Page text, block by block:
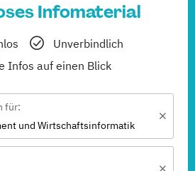
Infomaterial
Unverbindlich
Infos auf einen Blick
für:
und Wirtschaftsinformatik